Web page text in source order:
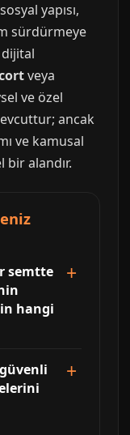
yapısı,
sürdürmeye
dijital
veya
ve özel
ancak
ve kamusal
bir alandır.
semtte
hangi